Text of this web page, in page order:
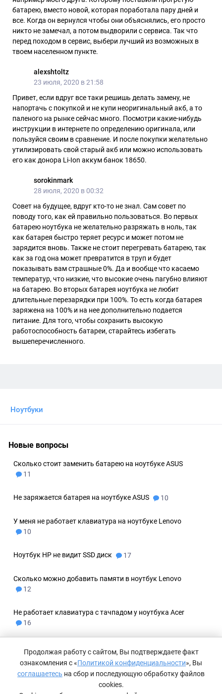
Ноутбуки
Новые вопросы
Сколько стоит заменить батарею на ноутбуке ASUS
11
Не заряжается батарея на ноутбуке ASUS 10
У меня не работает клавиатура на ноутбуке Lenovo
10
Ноутбук HP не видит SSD диск 17
Сколько можно добавить памяти в ноутбук Lenovo
12
Не работает клавиатура с тачпадом у ноутбука Acer
16
в ноутбуке Lenovo
16
Сколько стоит замена экрана на ноутбуке ASUS
батарею, вместо новой, которая поработала пару дней и
все. Когда он вернулся чтобы они объяснялись, его просто
никто не замечал, а потом выдворили с сервиса. Так что
перед походом в сервис, выбери лучший из возможных в
твоем населенном пункте.
alexshtoltz
23 июля, 2020 в 21:58
Привет, если вдруг все таки решишь делать замену, не
напортачь с покупкой и не купи неоригинальный акб, а то
паленого на рынке сейчас много. Посмотри какие-нибудь
инструкции в интернете по определению оригинала, или
пользуйся своим в сравнение. И после покупки желательно
утилизировать свой старый акб или можно использовать
его как донора Li-Ion аккум банок 18650.
sorokinmark
28 июля, 2020 в 00:32
Совет на будущее, вдруг кто-то не знал. Сам совет по
поводу того, как ей правильно пользоваться. Во первых
батарею ноутбука не желательно разряжать в ноль, так
как батарея быстро теряет ресурс и может потом не
зарядится вновь. Также не стоит перегревать батарею, так
как за год она может превратится в труп и будет
показывать вам страшные 0%. Да и вообще что касаемо
температур, что низкие, что высокие очень пагубно влияют
на батарею. Во вторых батарея ноутбука не любит
длительные перезарядки при 100%. То есть когда батарея
заряжена на 100% и на нее дополнительно подается
питание. Для того, чтобы сохранить высокую
работоспособность батареи, старайтесь избегать
вышеперечисленного.
Продолжая работу с сайтом, Вы подтверждаете факт
ознакомления с «Политикой конфиденциальности», Вы
соглашаетесь на сбор и последующую обработку файлов
cookies.